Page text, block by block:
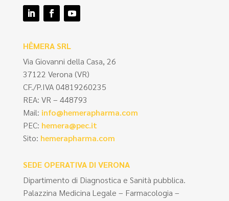
HÊMERA SRL
Via Giovanni della Casa, 26
37122 Verona (VR)
CF./P.IVA 04819260235
REA: VR – 448793
Mail: info@hemerapharma.com
PEC: hemera@pec.it
Sito: hemerapharma.com
SEDE OPERATIVA DI VERONA
Dipartimento di Diagnostica e Sanità pubblica.
Palazzina Medicina Legale – Farmacologia –